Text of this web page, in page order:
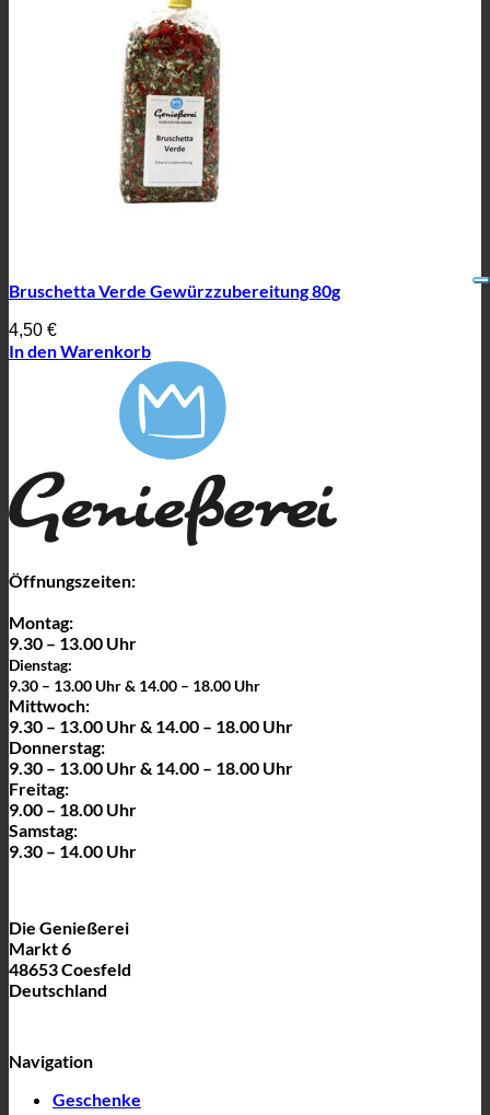
Bruschetta Verde Gewürzzubereitung 80g
4,50 €
In den Warenkorb
Öffnungszeiten:
Montag:
9.30 – 13.00 Uhr
Dienstag:
9.30 – 13.00 Uhr & 14.00 – 18.00 Uhr
Mittwoch:
9.30 – 13.00 Uhr & 14.00 – 18.00 Uhr
Donnerstag:
9.30 – 13.00 Uhr & 14.00 – 18.00 Uhr
Freitag:
9.00 – 18.00 Uhr
Samstag:
9.30 – 14.00 Uhr
Die Genießerei
Markt 6
48653 Coesfeld
Deutschland
Navigation
Geschenke